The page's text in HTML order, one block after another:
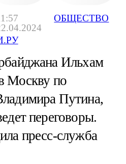
ОБЩЕСТВО
Ильхам
Москву по
Путина,
переговоры.
пресс-служба